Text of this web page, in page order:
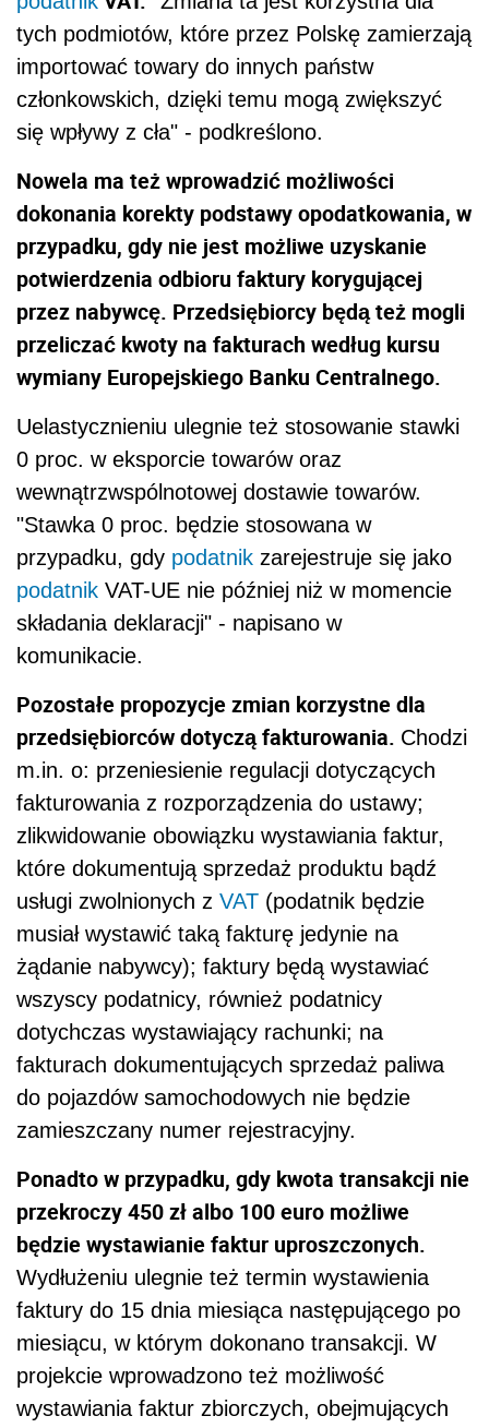
tych podmiotów, które przez Polskę zamierzają
importować towary do innych państw
członkowskich, dzięki temu mogą zwiększyć
się wpływy z cła" - podkreślono.
Nowela ma też wprowadzić możliwości
dokonania korekty podstawy opodatkowania, w
przypadku, gdy nie jest możliwe uzyskanie
potwierdzenia odbioru faktury korygującej
przez nabywcę. Przedsiębiorcy będą też mogli
przeliczać kwoty na fakturach według kursu
wymiany Europejskiego Banku Centralnego.
Uelastycznieniu ulegnie też stosowanie stawki
0 proc. w eksporcie towarów oraz
wewnątrzwspólnotowej dostawie towarów.
"Stawka 0 proc. będzie stosowana w
przypadku, gdy podatnik zarejestruje się jako
podatnik VAT-UE nie później niż w momencie
składania deklaracji" - napisano w
komunikacie.
Pozostałe propozycje zmian korzystne dla
przedsiębiorców dotyczą fakturowania. Chodzi
m.in. o: przeniesienie regulacji dotyczących
fakturowania z rozporządzenia do ustawy;
zlikwidowanie obowiązku wystawiania faktur,
które dokumentują sprzedaż produktu bądź
usługi zwolnionych z VAT (podatnik będzie
musiał wystawić taką fakturę jedynie na
żądanie nabywcy); faktury będą wystawiać
wszyscy podatnicy, również podatnicy
dotychczas wystawiający rachunki; na
fakturach dokumentujących sprzedaż paliwa
do pojazdów samochodowych nie będzie
zamieszczany numer rejestracyjny.
Ponadto w przypadku, gdy kwota transakcji nie
przekroczy 450 zł albo 100 euro możliwe
będzie wystawianie faktur uproszczonych.
Wydłużeniu ulegnie też termin wystawienia
faktury do 15 dnia miesiąca następującego po
miesiącu, w którym dokonano transakcji. W
projekcie wprowadzono też możliwość
wystawiania faktur zbiorczych, obejmujących